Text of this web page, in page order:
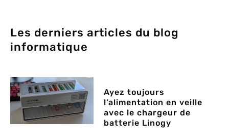
Les derniers articles du blog
informatique
Ayez toujours
l’alimentation en veille
avec le chargeur de
batterie Linogy